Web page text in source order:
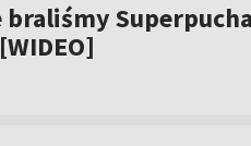
braliśmy